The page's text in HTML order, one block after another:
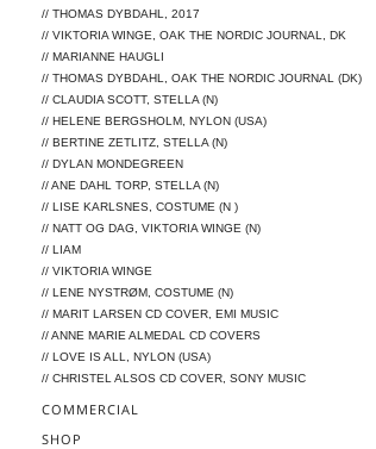
// THOMAS DYBDAHL, 2017
// VIKTORIA WINGE, OAK THE NORDIC JOURNAL, DK
// MARIANNE HAUGLI
// THOMAS DYBDAHL, OAK THE NORDIC JOURNAL (DK)
// CLAUDIA SCOTT, STELLA (N)
// HELENE BERGSHOLM, NYLON (USA)
// BERTINE ZETLITZ, STELLA (N)
// DYLAN MONDEGREEN
// ANE DAHL TORP, STELLA (N)
// LISE KARLSNES, COSTUME (N )
// NATT OG DAG, VIKTORIA WINGE (N)
// LIAM
// VIKTORIA WINGE
// LENE NYSTRØM, COSTUME (N)
// MARIT LARSEN CD COVER, EMI MUSIC
// ANNE MARIE ALMEDAL CD COVERS
// LOVE IS ALL, NYLON (USA)
// CHRISTEL ALSOS CD COVER, SONY MUSIC
COMMERCIAL
SHOP